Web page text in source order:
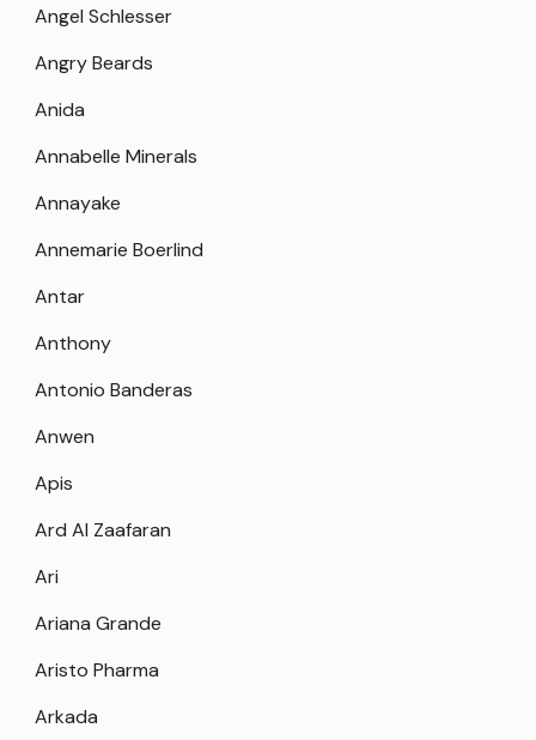
Angel Schlesser
Angry Beards
Anida
Annabelle Minerals
Annayake
Annemarie Boerlind
Antar
Anthony
Antonio Banderas
Anwen
Apis
Ard Al Zaafaran
Ari
Ariana Grande
Aristo Pharma
Arkada